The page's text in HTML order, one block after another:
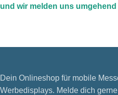
und wir melden uns umgehend
Dein Onlineshop für mobile
Werbedisplays. Melde dich